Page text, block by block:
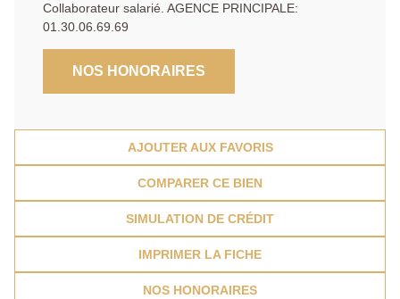
Collaborateur salarié. AGENCE PRINCIPALE:
01.30.06.69.69
NOS HONORAIRES
AJOUTER AUX FAVORIS
COMPARER CE BIEN
SIMULATION DE CRÉDIT
IMPRIMER LA FICHE
NOS HONORAIRES